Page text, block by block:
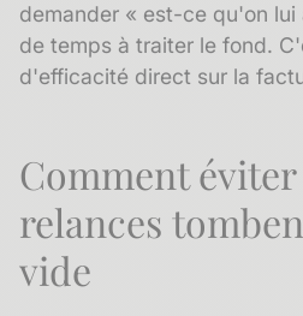
demander « est-ce qu'on
de temps à traiter le fond.
d'efficacité direct sur la
Comment éviter
relances
vide